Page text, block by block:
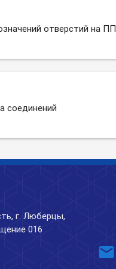
отверстий на ПП
соединений
г. Люберцы,
016
mail